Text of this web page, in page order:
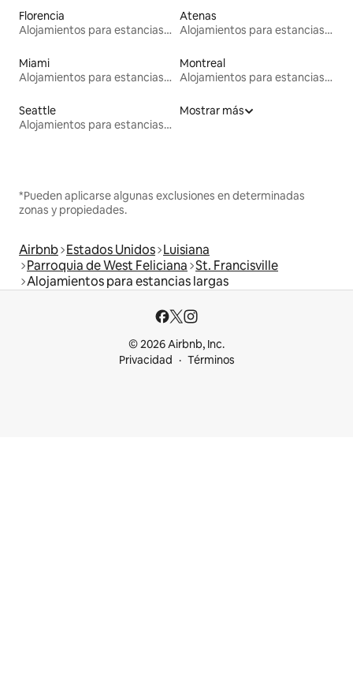
Florencia
Alojamientos para estancias largas
Atenas
Alojamientos para estancias largas
Miami
Alojamientos para estancias largas
Montreal
Alojamientos para estancias largas
Seattle
Alojamientos para estancias largas
Mostrar más
*Pueden aplicarse algunas exclusiones en determinadas
zonas y propiedades.
Airbnb Estados Unidos Luisiana
Parroquia de West Feliciana St. Francisville
Alojamientos para estancias largas
© 2026 Airbnb, Inc.
Privacidad
Términos